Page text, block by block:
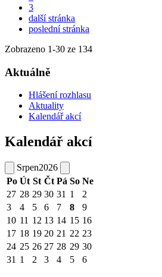
3
další stránka
poslední stránka
Zobrazeno 1-30 ze 134
Aktuálně
Hlášení rozhlasu
Aktuality
Kalendář akcí
Kalendář akcí
Srpen2026
Po Út St Čt Pá So Ne
27 28 29 30 31 1
2
3
4 5 6 7 8
9
10 11 12 13 14 15 16
17 18 19 20 21 22 23
24 25 26 27 28 29 30
31 1 2 3 4 5 6